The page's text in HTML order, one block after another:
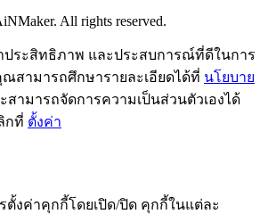
All rights reserved.
ประสิทธิภาพ และประสบการณ์ที่ดีในการ
สามารถศึกษารายละเอียดได้ที่ นโยบาย
สามารถจัดการความเป็นส่วนตัวเองได้
กที่ ตั้งค่า
งค่าคุกกี้โดยเปิด/ปิด คุกกี้ในแต่ละ